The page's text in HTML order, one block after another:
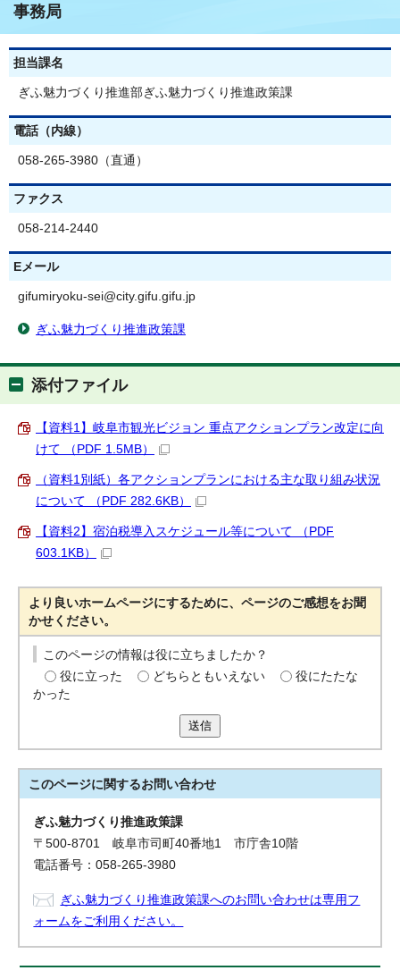
事務局
担当課名
ぎふ魅力づくり推進部ぎふ魅力づくり推進政策課
電話（内線）
058-265-3980（直通）
ファクス
058-214-2440
Eメール
gifumiryoku-sei@city.gifu.gifu.jp
ぎふ魅力づくり推進政策課
添付ファイル
【資料1】岐阜市観光ビジョン 重点アクションプラン改定に向
けて （PDF 1.5MB）
（資料1別紙）各アクションプランにおける主な取り組み状況
について （PDF 282.6KB）
【資料2】宿泊税導入スケジュール等について （PDF
603.1KB）
より良いホームページにするために、ページのご感想をお聞
かせください。
このページの情報は役に立ちましたか？
役に立った
どちらともいえない
役にたたな
かった
送信
このページに関するお問い合わせ
ぎふ魅力づくり推進政策課
〒500-8701 岐阜市司町40番地1 市庁舎10階
電話番号：058-265-3980
ぎふ魅力づくり推進政策課へのお問い合わせは専用フ
ォームをご利用ください。